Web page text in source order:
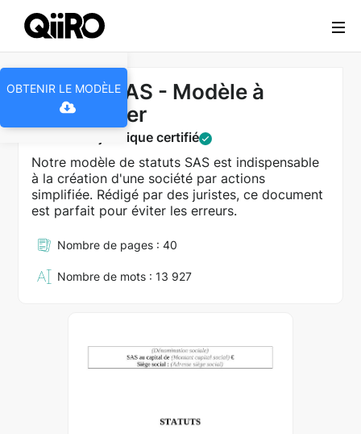
Webflow Homepage
OBTENIR LE MODÈLE
Statuts SAS - Modèle à
télécharger
Document juridique certifié
Notre modèle de statuts SAS est indispensable
à la création d'une société par actions
simplifiée. Rédigé par des juristes, ce document
est parfait pour éviter les erreurs.
Nombre de pages : 40
Nombre de mots : 13 927